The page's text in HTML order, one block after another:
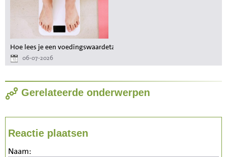
Hoe lees je een voedingswaardetabel als je wilt afvallen?
06-07-2026
Gerelateerde onderwerpen
Reactie plaatsen
Naam: